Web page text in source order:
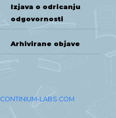
Izjava o odricanju
odgovornosti
Arhivirane objave
CONTINIUM-LABS.COM